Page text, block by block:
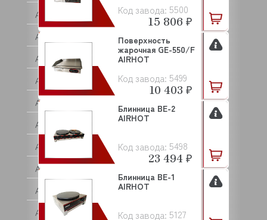
ARTHERMO
ASCASO
ASCO
ASCOBLOC
ASCON TECNOLOGIC
ASF/THOMAS
ASKO
ASSUM
ATA
ATEA
Код завода: 5500
15 806 ₽
Код завода: 5499
Поверхность
жарочная GE-550/F
AIRHOT
10 403 ₽
Код завода: 5498
Блинница BE-2
AIRHOT
23 494 ₽
Код завода: 5127
Блинница BE-1
AIRHOT